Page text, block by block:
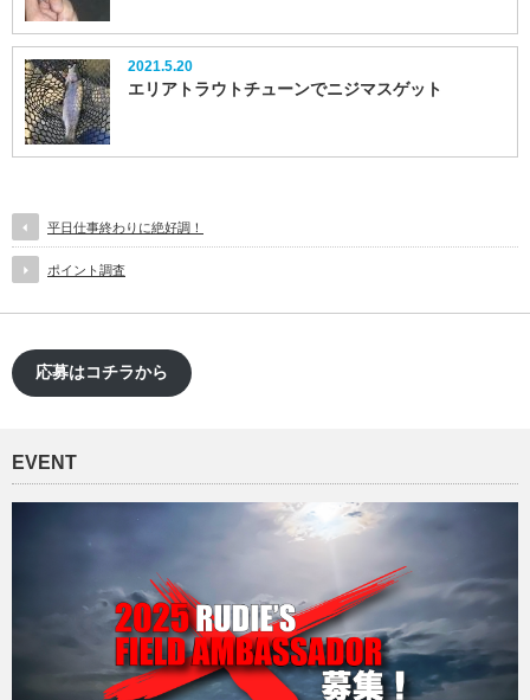
2021.5.20
エリアトラウトチューンでニジマスゲット
平日仕事終わりに絶好調！
ポイント調査
応募はコチラから
EVENT